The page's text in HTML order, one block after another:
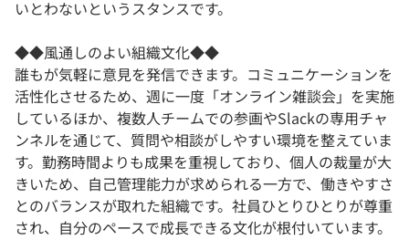
いとわないというスタンスです。
◆◆風通しのよい組織文化◆◆
誰もが気軽に意見を発信できます。コミュニケーションを
活性化させるため、週に一度「オンライン雑談会」を実施
しているほか、複数人チームでの参画やSlackの専用チャ
ンネルを通じて、質問や相談がしやすい環境を整えていま
す。勤務時間よりも成果を重視しており、個人の裁量が大
きいため、自己管理能力が求められる一方で、働きやすさ
とのバランスが取れた組織です。社員ひとりひとりが尊重
され、自分のペースで成長できる文化が根付いています。